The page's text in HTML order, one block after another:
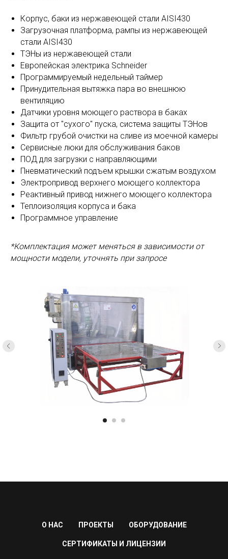
Корпус, баки из нержавеющей стали AISI430
Загрузочная платформа, рампы из нержавеющей
стали AISI430
ТЭНы из нержавеющей стали
Европейская электрика Schneider
Программируемый недельный таймер
Принудительная вытяжка пара во внешнюю
вентиляцию
Датчики уровня моющего раствора в баках
Защита от "сухого" пуска, система защиты ТЭНов
Фильтр грубой очистки на сливе из моечной камеры
Сервисные люки для обслуживания баков
ПОД для загрузки с направляющими
Пневматический подъем крышки сжатым воздухом
Электропривод верхнего моющего коллектора
Реактивный привод нижнего моющего коллектора
Теплоизоляция корпуса и бака
Программное управление
*Комплектация может меняться в зависимости от
мощности модели, уточнять при запросе
О НАС ПРОЕКТЫ ОБОРУДОВАНИЕ
СЕРТИФИКАТЫ И ЛИЦЕНЗИИ